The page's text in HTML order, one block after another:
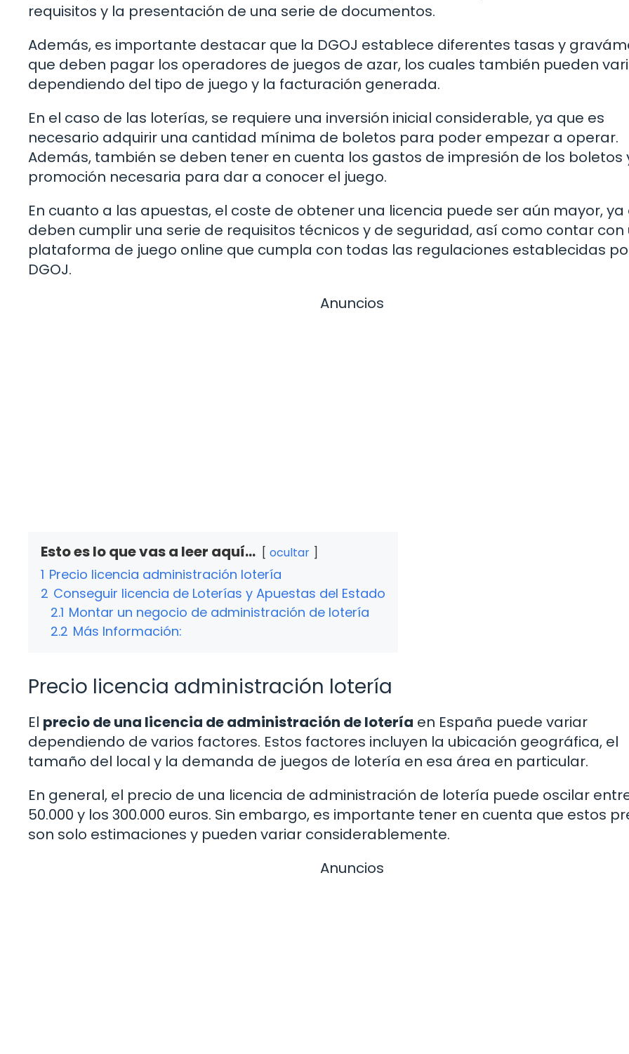
requisitos y la presentación de una serie de documentos.
Además, es importante destacar que la DGOJ establece diferentes tasas y
que deben pagar los operadores de juegos de azar, los cuales también pueden
dependiendo del tipo de juego y la facturación generada.
En el caso de las loterías, se requiere una inversión inicial considerable, ya que es
necesario adquirir una cantidad mínima de boletos para poder empezar a operar.
Además, también se deben tener en cuenta los gastos de impresión de los boletos
promoción necesaria para dar a conocer el juego.
En cuanto a las apuestas, el coste de obtener una licencia puede ser aún mayor, ya
deben cumplir una serie de requisitos técnicos y de seguridad, así como contar con
plataforma de juego online que cumpla con todas las regulaciones establecidas
DGOJ.
Anuncios
Esto es lo que vas a leer aquí... ocultar
1 Precio licencia administración lotería
2 Conseguir licencia de Loterías y Apuestas del Estado
2.1 Montar un negocio de administración de lotería
2.2 Más Información:
Precio licencia administración lotería
El precio de una licencia de administración de lotería en España puede variar
dependiendo de varios factores. Estos factores incluyen la ubicación geográfica, el
tamaño del local y la demanda de juegos de lotería en esa área en particular.
En general, el precio de una licencia de administración de lotería puede oscilar
50.000 y los 300.000 euros. Sin embargo, es importante tener en cuenta que estos
son solo estimaciones y pueden variar considerablemente.
Anuncios